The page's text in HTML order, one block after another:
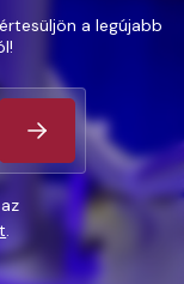
a legújabb
.